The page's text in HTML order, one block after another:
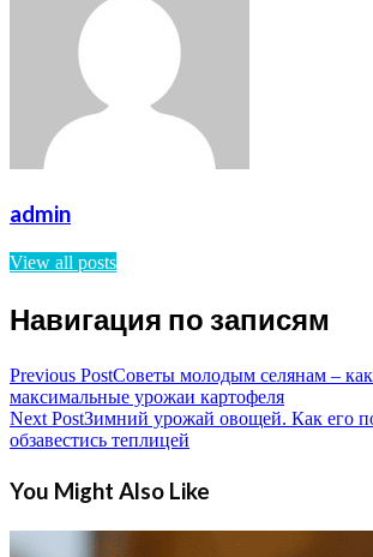
admin
View all posts
Навигация по записям
Previous PostСоветы молодым селянам –
максимальные урожаи картофеля
Next PostЗимний урожай овощей. Как его
обзавестись теплицей
You Might Also Like